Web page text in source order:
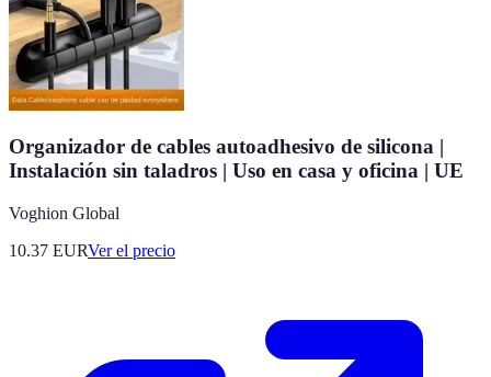
Organizador de cables autoadhesivo de silicona |
Instalación sin taladros | Uso en casa y oficina | UE
Voghion Global
10.37 EURVer el precio